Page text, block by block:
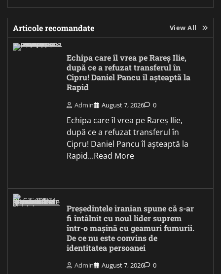
Articole recomandate View All
Echipa care îl vrea pe Rareș Ilie,
după ce a refuzat transferul în
Cipru! Daniel Pancu îl așteaptă la
Rapid
Admin August 7, 2026 0
Echipa care îl vrea pe Rareș Ilie,
după ce a refuzat transferul în
Cipru! Daniel Pancu îl așteaptă la
Rapid...Read More
Președintele iranian spune că s-ar
fi întâlnit cu noul lider suprem
într-o mașină cu geamuri fumurii.
De ce nu este convins de
identitatea persoanei
Admin August 7, 2026 0